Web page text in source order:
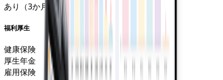
あり（3か月）
福利厚生
健康保険
厚生年金
雇用保険